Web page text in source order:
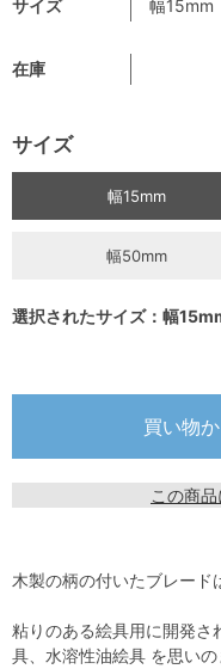
サイズ 幅15mm
在庫
サイズ
幅15mm
幅50mm
選択されたサイズ：幅
この商
木製の柄の付いたブレード
粘りのある絵具用に開発さ
具、水溶性油絵具 を思いの